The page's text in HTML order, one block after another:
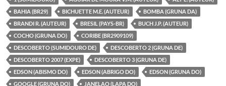
BAHIA (BR29)
BICHUETTE M.E. (AUTEUR)
BOMBA (GRUNA DA)
BRANDI R. (AUTEUR)
BRESIL (PAYS-BR)
BUCH J.P. (AUTEUR)
COCHO (GRUNA DO)
CORIBE (BR2909109)
DESCOBERTO (SUMIDOURO DE)
DESCOBERTO 2 (GRUNA DE)
DESCOBERTO 2007 (EXPE)
DESCOBERTO 3 (GRUNA DE)
EDSON (ABISMO DO)
EDSON (ABRIGO DO)
EDSON (GRUNA DO)
GOOGLE (GRUNA DO)
JANELAO (LAPA DO)